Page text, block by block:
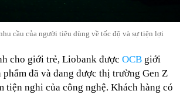
cầu của người tiêu dùng về tốc độ và sự tiện lợi
cho giới trẻ, Liobank được OCB giới
đã và đang được thị trường Gen Z
tiện nghi của công nghệ. Khách hàng có